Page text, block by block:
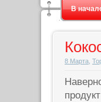
В
8 Марта